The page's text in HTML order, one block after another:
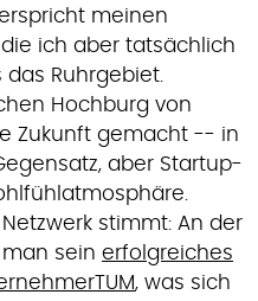
meinen
ich aber tatsächlich
Ruhrgebiet.
Hochburg von
Zukunft gemacht -- in
aber Startup-
stimmt: An der
man sein erfolgreiches
, was sich